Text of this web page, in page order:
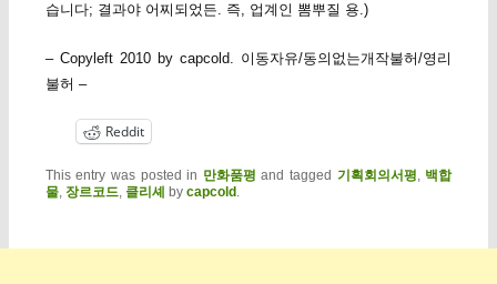
습니다; 결과야 어찌되었든. 즉, 업계인 뽐뿌질 용.)
– Copyleft 2010 by capcold. 이동자유/동의없는개작불허/영리
불허 –
Reddit
This entry was posted in 만화품평 and tagged 기획회의서평, 백합
물, 장르코드, 클리셰 by capcold .